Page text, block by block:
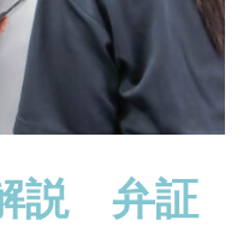
説 弁証